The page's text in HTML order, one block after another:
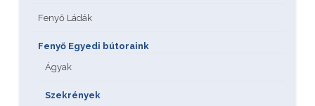
Fenyő Ládák
Fenyő Egyedi bútoraink
Ágyak
Szekrények